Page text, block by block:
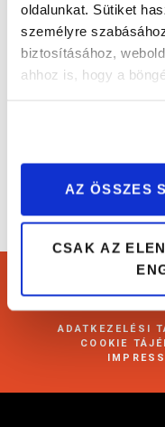
oldalunkat. Sütiket
személyre
biztosításához,
ahhoz is, hogy a
AZ ÖSSZES
CSAK AZ
3 dolog, amit
ADATKEZELÉSI
COOKIE